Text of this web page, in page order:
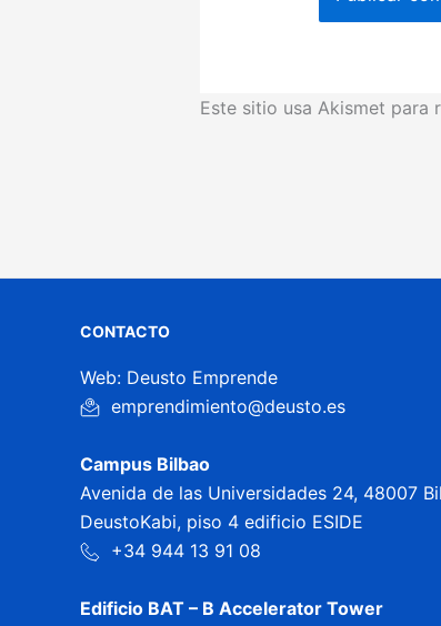
Este sitio usa Akismet para
CONTACTO
Web: Deusto Emprende
emprendimiento@deusto.es
Campus Bilbao
Avenida de las Universidades 24, 48007
DeustoKabi, piso 4 edificio ESIDE
+34 944 13 91 08
Edificio BAT – B Accelerator Tower